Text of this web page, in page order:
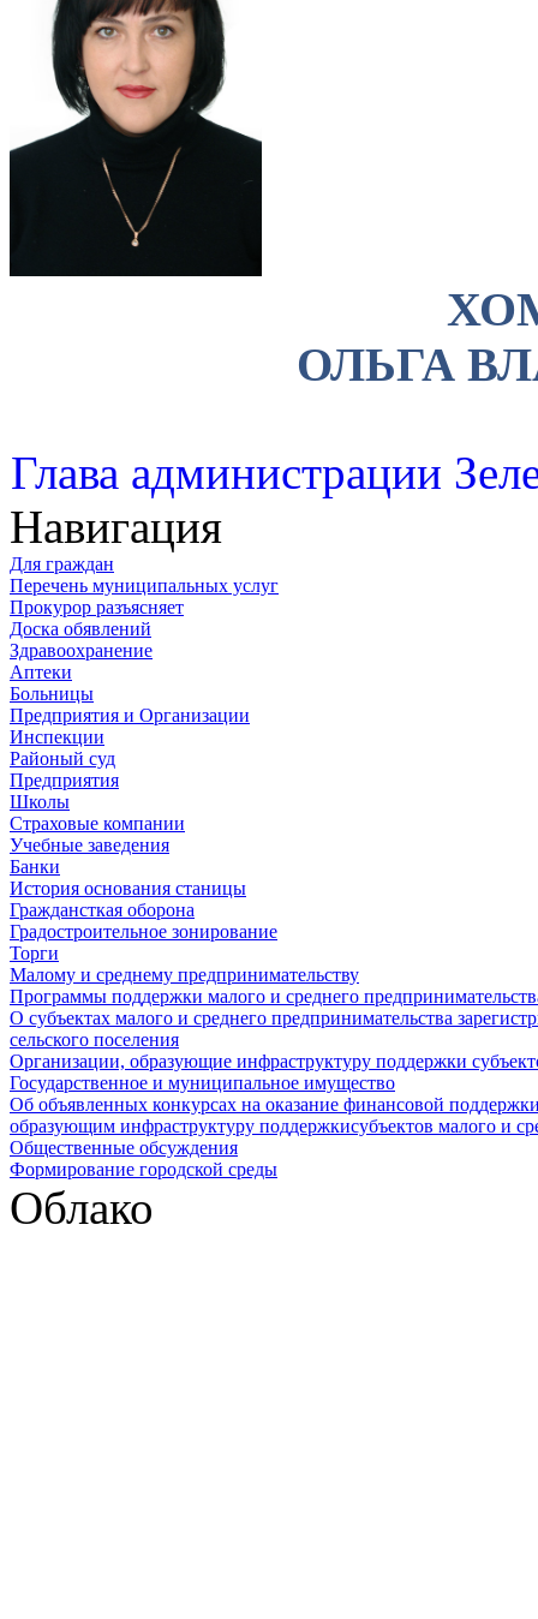
ОЛЬГА
Глава администрации
Навигация
Для граждан
Перечень муниципальных услуг
Прокурор разъясняет
Доска обявлений
Здравоохранение
Аптеки
Больницы
Предприятия и Организации
Инспекции
Районый суд
Предприятия
Школы
Страховые компании
Учебные заведения
Банки
История основания станицы
Граждансткая оборона
Градостроительное зонирование
Торги
Малому и среднему предпринимательству
Программы поддержки малого и среднего
О субъектах малого и среднего предпринимательства
сельского поселения
Организации, образующие инфраструктуру поддержки
Государственное и муниципальное имущество
Об объявленных конкурсах на оказание финансовой
образующим инфраструктуру поддержкисубъектов малого и
Общественные обсуждения
Формирование городской среды
Облако